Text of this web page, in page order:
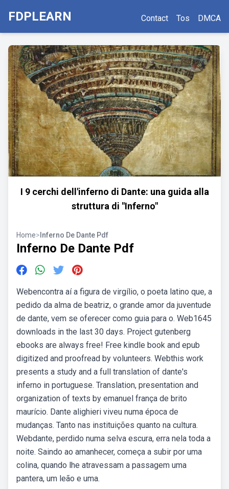
FDPLEARN Contact Tos DMCA
I 9 cerchi dell'inferno di Dante: una guida alla
struttura di "Inferno"
Home> Inferno De Dante Pdf
Inferno De Dante Pdf
Webencontra aí a figura de virgílio, o poeta latino que, a
pedido da alma de beatriz, o grande amor da juventude
de dante, vem se oferecer como guia para o. Web1645
downloads in the last 30 days. Project gutenberg
ebooks are always free! Free kindle book and epub
digitized and proofread by volunteers. Webthis work
presents a study and a full translation of dante's
inferno in portuguese. Translation, presentation and
organization of texts by emanuel frança de brito
maurício. Dante alighieri viveu numa época de
mudanças. Tanto nas instituições quanto na cultura.
Webdante, perdido numa selva escura, erra nela toda a
noite. Saindo ao amanhecer, começa a subir por uma
colina, quando lhe atravessam a passagem uma
pantera, um leão e uma.